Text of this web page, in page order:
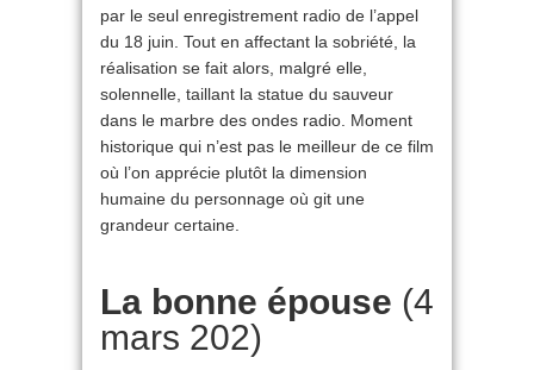
par le seul enregistrement radio de l’appel
du 18 juin. Tout en affectant la sobriété, la
réalisation se fait alors, malgré elle,
solennelle, taillant la statue du sauveur
dans le marbre des ondes radio. Moment
historique qui n’est pas le meilleur de ce film
où l’on apprécie plutôt la dimension
humaine du personnage où git une
grandeur certaine.
La bonne épouse (4
mars 202)